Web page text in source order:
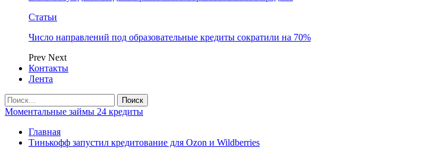
Статьи
Число направлений под образовательные кредиты сократили на 70%
Prev Next
Контакты
Лента
Моментальные займы 24 кредиты
Главная
Тинькофф запустил кредитование для Ozon и Wildberries